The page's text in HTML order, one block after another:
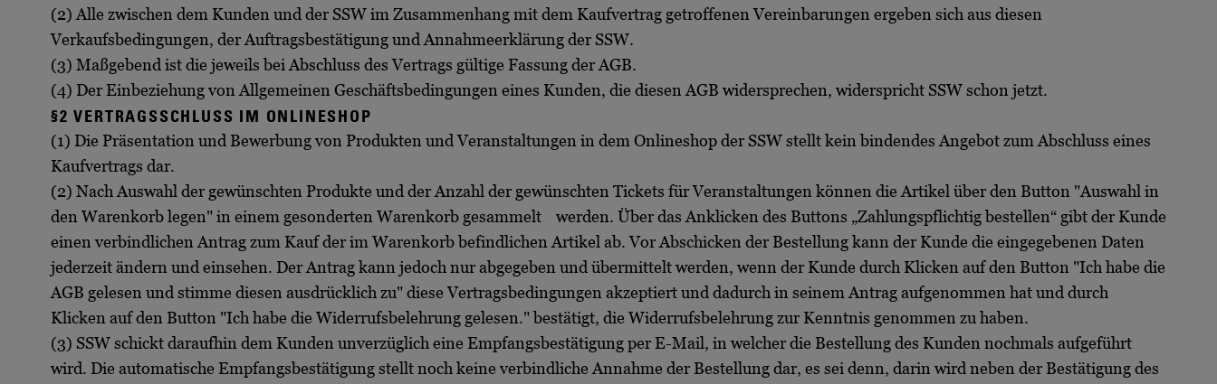
(2) Alle zwischen dem Kunden und der SSW im Zusammenhang mit dem Kaufvertrag getroffenen Vereinbarungen ergeben sich aus diesen
Verkaufsbedingungen, der Auftragsbestätigung und Annahmeerklärung der SSW.
(3) Maßgebend ist die jeweils bei Abschluss des Vertrags gültige Fassung der AGB.
(4) Der Einbeziehung von Allgemeinen Geschäftsbedingungen eines Kunden, die diesen AGB widersprechen, widerspricht SSW schon jetzt.
§2 VERTRAGSSCHLUSS IM ONLINESHOP
(1) Die Präsentation und Bewerbung von Produkten und Veranstaltungen in dem Onlineshop der SSW stellt kein bindendes Angebot zum Abschluss eines
Kaufvertrags dar.
(2) Nach Auswahl der gewünschten Produkte und der Anzahl der gewünschten Tickets für Veranstaltungen können die Artikel über den Button "Auswahl in
den Warenkorb legen" in einem gesonderten Warenkorb gesammelt werden. Über das Anklicken des Buttons „Zahlungspflichtig bestellen“ gibt der Kunde
einen verbindlichen Antrag zum Kauf der im Warenkorb befindlichen Artikel ab. Vor Abschicken der Bestellung kann der Kunde die eingegebenen Daten
jederzeit ändern und einsehen. Der Antrag kann jedoch nur abgegeben und übermittelt werden, wenn der Kunde durch Klicken auf den Button "Ich habe die
AGB gelesen und stimme diesen ausdrücklich zu" diese Vertragsbedingungen akzeptiert und dadurch in seinem Antrag aufgenommen hat und durch
Klicken auf den Button "Ich habe die Widerrufsbelehrung gelesen." bestätigt, die Widerrufsbelehrung zur Kenntnis genommen zu haben.
(3) SSW schickt daraufhin dem Kunden unverzüglich eine Empfangsbestätigung per E-Mail, in welcher die Bestellung des Kunden nochmals aufgeführt
wird. Die automatische Empfangsbestätigung stellt noch keine verbindliche Annahme der Bestellung dar, es sei denn, darin wird neben der Bestätigung des